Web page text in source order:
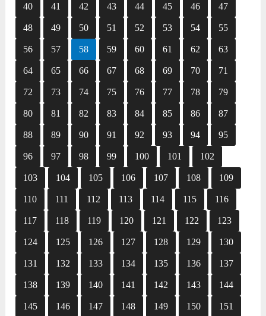
40 41 42 43 44 45 46 47
48 49 50 51 52 53 54 55
56 57 58 59 60 61 62 63
64 65 66 67 68 69 70 71
72 73 74 75 76 77 78 79
80 81 82 83 84 85 86 87
88 89 90 91 92 93 94 95
96 97 98 99 100 101 102
103 104 105 106 107 108 109
110 111 112 113 114 115 116
117 118 119 120 121 122 123
124 125 126 127 128 129 130
131 132 133 134 135 136 137
138 139 140 141 142 143 144
145 146 147 148 149 150 151